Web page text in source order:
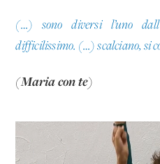
(…) sono diversi l’uno
difficilissimo. (…) scalciano, si
(Maria con te)